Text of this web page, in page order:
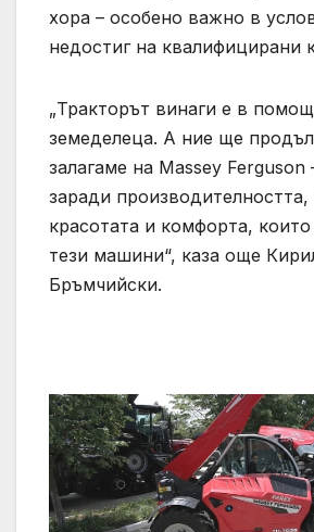
хора – особено важно в
недостиг на квалифицирани
„Тракторът винаги е в
земеделеца. А ние ще
залагаме на Massey Ferguson
заради
красотата и комфорта, които
тези машини“, каза още
Бръмчийски.